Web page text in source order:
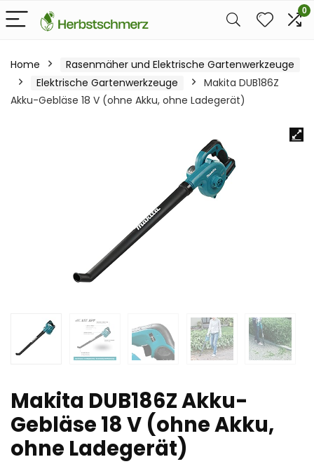
0
Home
Rasenmäher und Elektrische Gartenwerkzeuge
Elektrische Gartenwerkzeuge
Makita DUB186Z
Akku-Gebläse 18 V (ohne Akku, ohne Ladegerät)
Makita DUB186Z Akku-
Gebläse 18 V (ohne Akku,
ohne Ladegerät)